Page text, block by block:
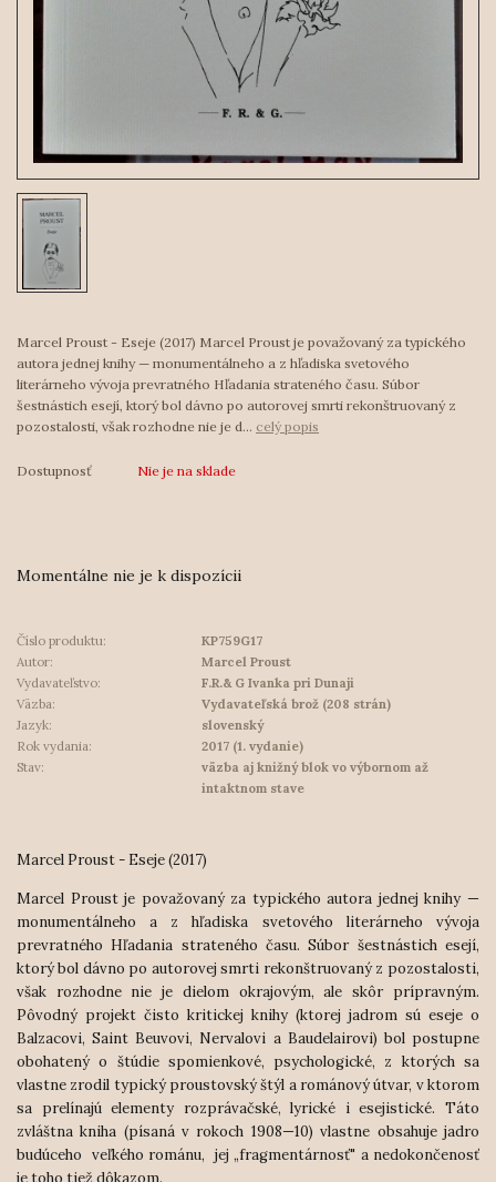
Marcel Proust - Eseje (2017) Marcel Proust je považovaný za typického
autora jednej knihy — monumentálneho a z hľadiska svetového
literárneho vývoja prevratného Hľadania strateného času. Súbor
šestnástich esejí, ktorý bol dávno po autorovej smrti rekonštruovaný z
pozostalosti, však rozhodne nie je d... celý popis
Dostupnosť Nie je na sklade
Momentálne nie je k dispozícii
Číslo produktu:
KP759G17
Autor:
Marcel Proust
Vydavateľstvo:
F.R.& G Ivanka pri Dunaji
Väzba:
Vydavateľská brož (208 strán)
Jazyk:
slovenský
Rok vydania:
2017 (1. vydanie)
Stav:
väzba aj knižný blok vo výbornom až
intaktnom stave
Marcel Proust - Eseje (2017)
Marcel Proust je považovaný za typického autora jednej knihy —
monumentálneho a z hľadiska svetového literárneho vývoja
prevratného Hľadania strateného času. Súbor šestnástich esejí,
ktorý bol dávno po autorovej smrti rekonštruovaný z pozostalosti,
však rozhodne nie je dielom okrajovým, ale skôr prípravným.
Pôvodný projekt čisto kritickej knihy (ktorej jadrom sú eseje o
Balzacovi, Saint Beuvovi, Nervalovi a Baudelairovi) bol postupne
obohatený o štúdie spomienkové, psychologické, z ktorých sa
vlastne zrodil typický proustovský štýl a románový útvar, v ktorom
sa prelínajú elementy rozprávačské, lyrické i esejistické. Táto
zvláštna kniha (písaná v rokoch 1908—10) vlastne obsahuje jadro
budúceho veľkého románu, jej „fragmentárnosť" a nedokončenosť
je toho tiež dôkazom.